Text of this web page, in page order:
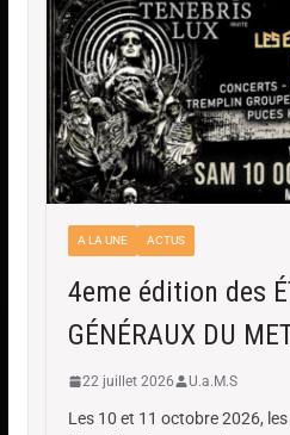
A LA UNE ACTUS
4eme édition des
GÉNÉRAUX DU
22 juillet 2026 U.a.M.S
Les 10 et 11 octobre 2026,